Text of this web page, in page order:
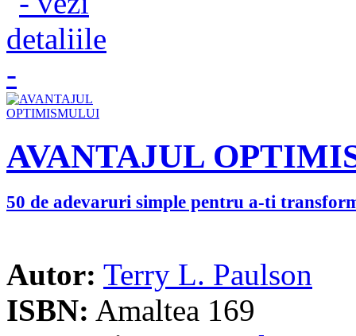
AVANTAJUL
50 de adevaruri simple pentru a-ti
Autor: Terry L. Paulson
ISBN: Amaltea 169